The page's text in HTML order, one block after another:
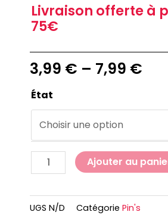
Livraison offerte à
75€
3,99 € – 7,99 €
État
Ajouter au
UGS N/D Catégorie Pin's